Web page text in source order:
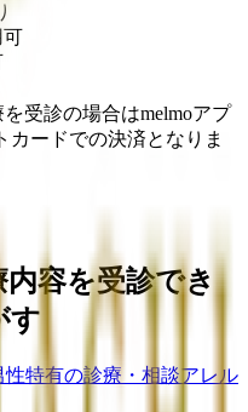
可
受診の場合はmelmoアプ
カードでの決済となりま
容を受診でき
す
性特有の診療・相談アレル